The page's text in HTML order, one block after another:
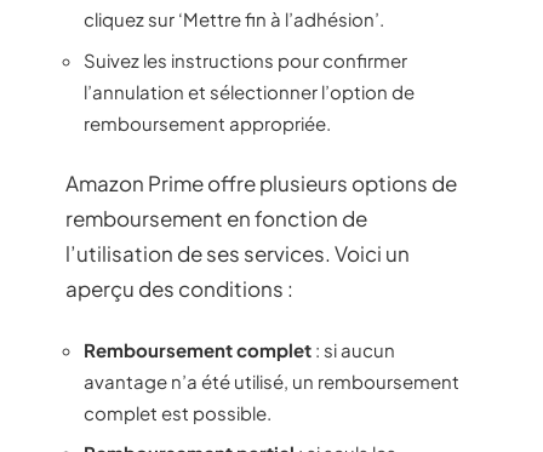
cliquez sur ‘Mettre fin à l’adhésion’.
Suivez les instructions pour confirmer
l’annulation et sélectionner l’option de
remboursement appropriée.
Amazon Prime offre plusieurs options de
remboursement en fonction de
l’utilisation de ses services. Voici un
aperçu des conditions :
Remboursement complet : si aucun
avantage n’a été utilisé, un remboursement
complet est possible.